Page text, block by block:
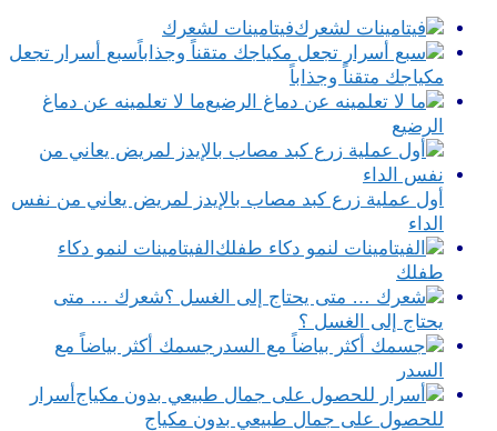
فيتامينات لشعرك
سبع أسرار تجعل
مكياجك متقناً وجذاباً
ما لا تعلمينه عن دماغ
الرضيع
أول عملية زرع كبد مصاب بالإيدز لمريض يعاني من نفس
الداء
الفيتامينات لنمو دكاء
طفلك
شعرك … متى
يحتاج إلى الغسل ؟
جسمك أكثر بياضاً مع
السدر
أسرار
للحصول على جمال طبيعي بدون مكياج